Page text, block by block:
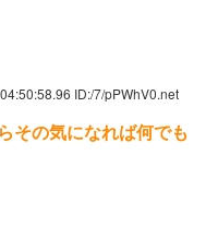
ID:/7/pPWhV0.net
その気になれば何でも